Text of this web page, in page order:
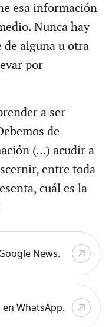
esa información
Nunca hay
de alguna u otra
por
a ser
de
(...) acudir a
entre toda
cuál es la
News.
en WhatsApp.